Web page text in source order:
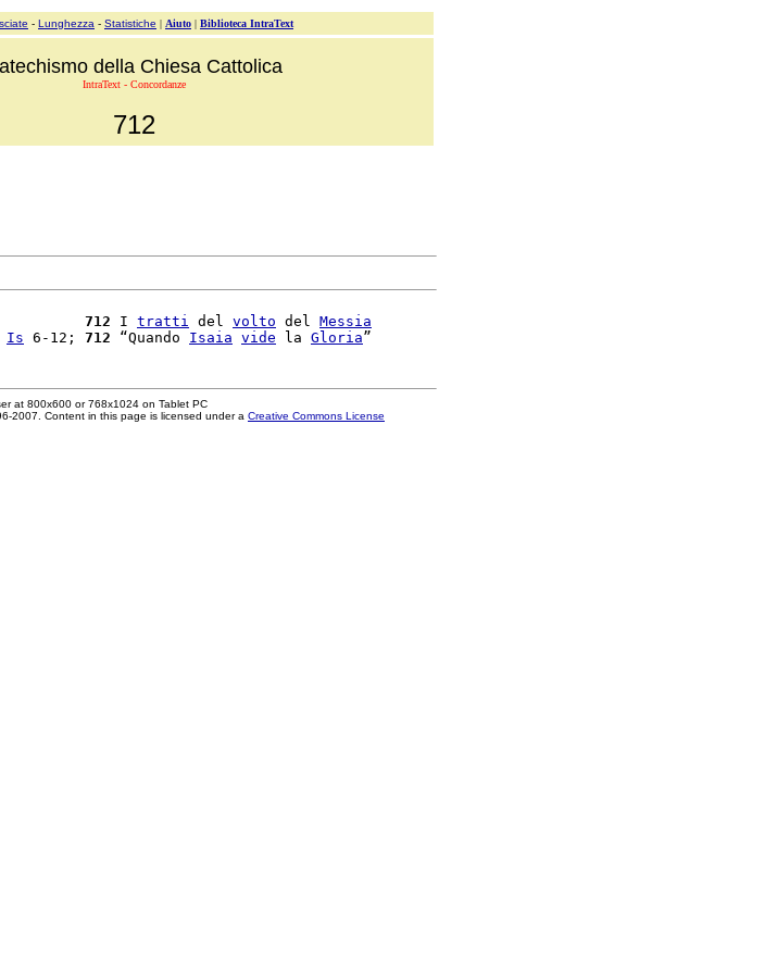
- Lunghezza - Statistiche | Aiuto | Biblioteca IntraText
della Chiesa Cattolica
IntraText - Concordanze
712
712 I tratti del volto del Messia
Is 6-12; 712 “Quando Isaia vide la Gloria
at 800x600 or 768x1024 on Tablet PC
2007. Content in this page is licensed under a Creative Commons License